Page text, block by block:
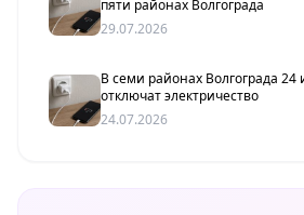
пяти районах Волгограда
29.07.2026
В семи районах Волгограда
отключат электричество
24.07.2026